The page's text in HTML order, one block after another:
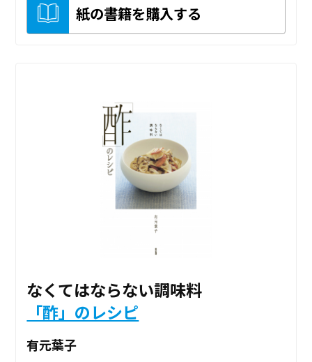
紙の書籍を購入する
なくてはならない調味料
「酢」のレシピ
有元葉子